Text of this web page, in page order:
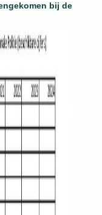
bij de